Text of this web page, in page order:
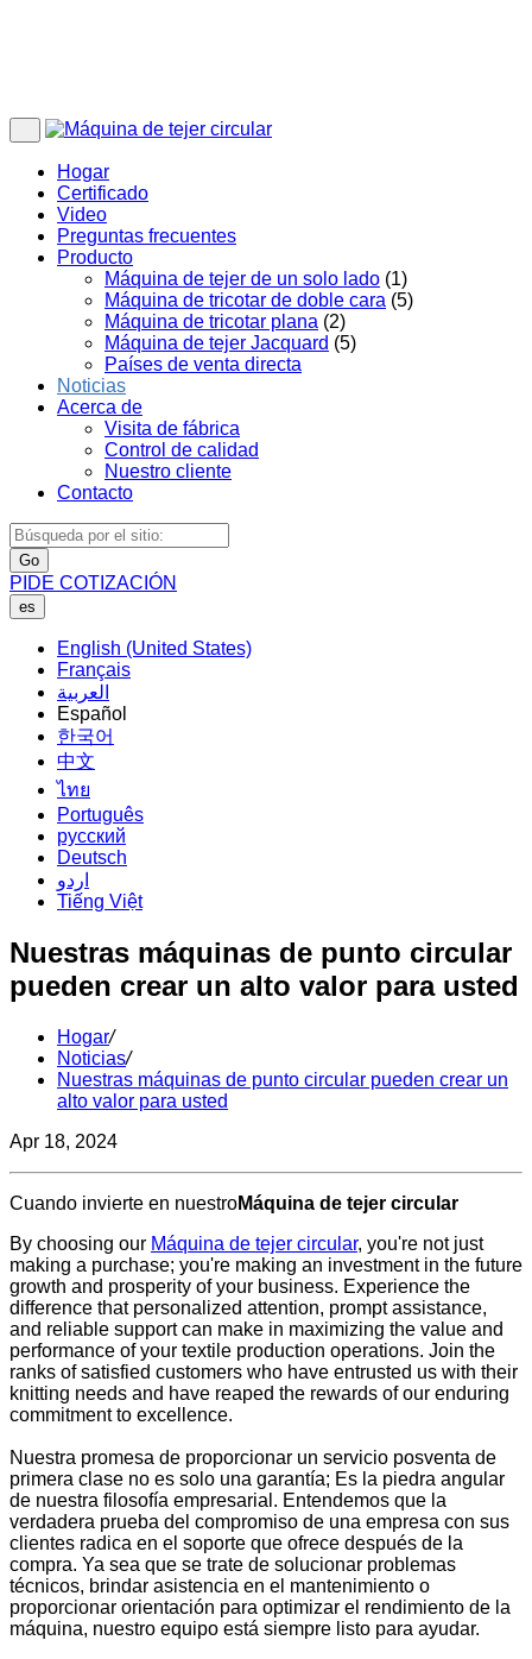
Hogar
Certificado
Video
Preguntas frecuentes
Producto
Máquina de tejer de un solo lado (1)
Máquina de tricotar de doble cara (5)
Máquina de tricotar plana (2)
Máquina de tejer Jacquard (5)
Países de venta directa
Noticias
Acerca de
Visita de fábrica
Control de calidad
Nuestro cliente
Contacto
Go
PIDE COTIZACIÓN
es
English (United States)
Français
العربية
Español
한국어
中文
ไทย
Português
русский
Deutsch
اردو
Tiếng Việt
Nuestras máquinas de punto circular
pueden crear un alto valor para usted
Hogar/
Noticias/
Nuestras máquinas de punto circular pueden crear un
alto valor para usted
Apr 18, 2024
Cuando invierte en nuestroMáquina de tejer circular
By choosing our Máquina de tejer circular, you're not just
making a purchase; you're making an investment in the future
growth and prosperity of your business. Experience the
difference that personalized attention, prompt assistance,
and reliable support can make in maximizing the value and
performance of your textile production operations. Join the
ranks of satisfied customers who have entrusted us with their
knitting needs and have reaped the rewards of our enduring
commitment to excellence.
Nuestra promesa de proporcionar un servicio posventa de
primera clase no es solo una garantía; Es la piedra angular
de nuestra filosofía empresarial. Entendemos que la
verdadera prueba del compromiso de una empresa con sus
clientes radica en el soporte que ofrece después de la
compra. Ya sea que se trate de solucionar problemas
técnicos, brindar asistencia en el mantenimiento o
proporcionar orientación para optimizar el rendimiento de la
máquina, nuestro equipo está siempre listo para ayudar.